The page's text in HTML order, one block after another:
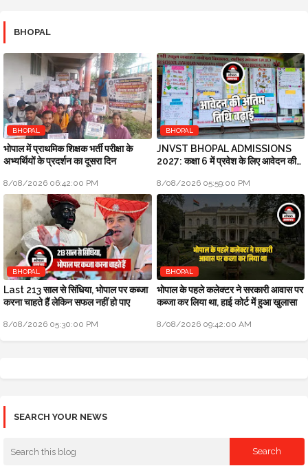
BHOPAL
BHOPAL
भोपाल में प्राथमिक शिक्षक भर्ती परीक्षा के
अभ्यर्थियों के प्रदर्शन का दूसरा दिन
8/08/2026 06:42:00 PM
BHOPAL
JNVST BHOPAL ADMISSIONS
2027: कक्षा 6 में प्रवेश के लिए आवेदन की
8/08/2026 05:59:00 PM
BHOPAL
Last 213 साल से सिंधिया, भोपाल पर कब्जा
करना चाहते हैं लेकिन सफल नहीं हो पाए
8/08/2026 05:30:00 PM
BHOPAL
भोपाल के पहले कलेक्टर ने सरकारी आवास पर
कब्जा कर लिया था, हाई कोर्ट में हुआ खुलासा
8/08/2026 09:42:00 AM
SEARCH YOUR NEWS